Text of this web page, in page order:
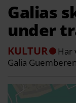
Galias
under
KULTUR
Har
Galia